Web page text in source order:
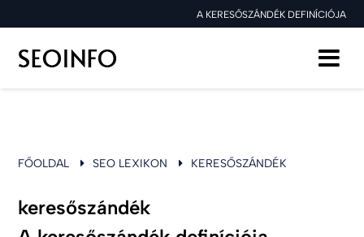
A KERESŐSZÁNDÉK DEFINÍCIÓJA
FŐOLDAL SEO LEXIKON KERESŐSZÁNDÉK
keresőszándék